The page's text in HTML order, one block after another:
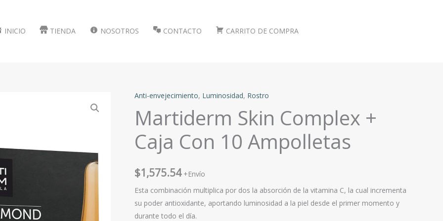
INICIO TIENDA NOSOTROS CONTACTO CARRITO DE COMPRA
Anti-envejecimiento, Luminosidad, Rostro
Martiderm Skin Complex +
Caja Con 10 Ampolletas
$1,575.54 +Envío
Esta combinación multiplica por dos la absorción de la vitamina C, la cual incrementa
su poder antioxidante, aportando luminosidad a la piel desde el primer momento y
durante todo el día.